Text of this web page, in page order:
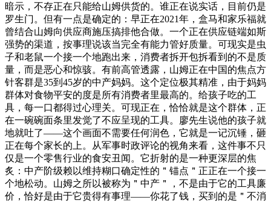
暗示，不存正在只能给山姆供货的。谁正在说实话，目前仍是
罗生门。但有一点是确定的：早正在2021年，盒马和家乐福就
曾结合山姆向供应商施压搞排他合做。一个正在供应链端如斯
强势的渠道，按事理说该当完全有能力管好质量。可现实是虫
子和老鼠一个接一个地跑出来，消费者拆开包拆看到的不是质
量，而是恶心和惊骇。有前高管透露，山姆正在中国的焦点方
针客群是35到45岁的中产妈妈。这个定位极其精准，由于妈妈
群体对食物平安的度是所有消费者里最高的。给孩子吃的工
具，每一口都得过心理关。可现正在，恰恰就是这个群体，正
在一碗碗面条里发觉了不应呈现的工具。廖先生说他的孩子就
地就吐了——这个画面不需要任何润色，它就是一记沉锤，砸
正在每个家长的上。从军事时政评论的视角来看，这件事不只
仅是一个零售行业的食安丑闻。它折射的是一种更深层的焦
炙：中产阶级赖以维持糊口确定性的＂锚点＂正正在一个接一
个地松动。山姆之所以被称为＂中产＂，不是由于它的工具廉
价，恰好是由于它贵得有事理——你花了钱，买到的是＂不消